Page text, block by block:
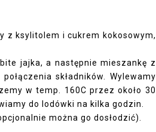
z ksylitolem i cukrem kokosowym,
jajka, a następnie mieszankę z
składników. Wylewamy
w temp. 160C przez około 30
do lodówki na kilka godzin.
można go dosłodzić).